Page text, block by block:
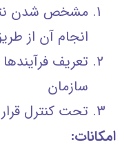
مشخص شدن
انجام آن از
تعریف
سازمان
تحت کنترل
امکانات: